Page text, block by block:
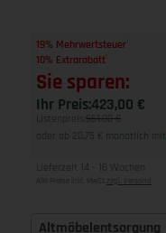
19% Mehrwertsteuer
10% Extrarabatt
Sie sparen:
Ihr Preis:423,00 €
Listenpreis: 561,00 €
oder ab 20,75 € monatlich mit
Lieferzeit 14 - 16 Wochen
Alle Preise inkl. MwSt zzgl. Versand
Altmöbelentsorgung